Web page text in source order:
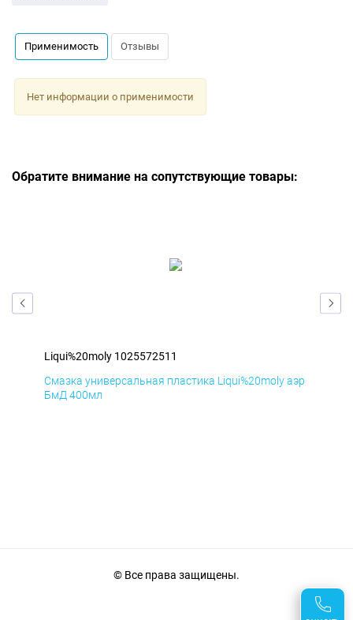
Применимость Отзывы
Нет информации о применимости
Обратите внимание на сопутствующие товары:
Liqui%20moly 1025572511
Смазка универсальная пластика Liqui%20moly аэр
БмД 400мл
© Все права защищены.